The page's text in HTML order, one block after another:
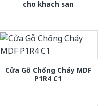
cho khach san
Cửa Gỗ Chống Cháy MDF
P1R4 C1